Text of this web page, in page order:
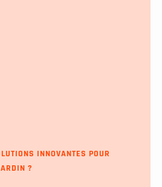
INNOVANTES POUR
?